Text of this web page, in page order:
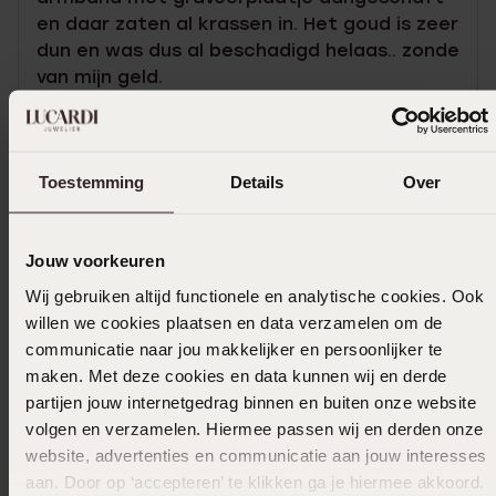
Toestemming Details Over
Jouw voorkeuren
Wij gebruiken altijd functionele en analytische cookies. Ook
willen we cookies plaatsen en data verzamelen om de
communicatie naar jou makkelijker en persoonlijker te
maken. Met deze cookies en data kunnen wij en derde
partijen jouw internetgedrag binnen en buiten onze website
volgen en verzamelen. Hiermee passen wij en derden onze
website, advertenties en communicatie aan jouw interesses
aan. Door op ‘accepteren’ te klikken ga je hiermee akkoord.
en daar zaten al krassen in. Het goud is zeer
dun en was dus al beschadigd helaas.. zonde
van mijn geld.
13-05-2023 - Dirk-Jan V.
In winkelmandje
Ook leuk voor jou